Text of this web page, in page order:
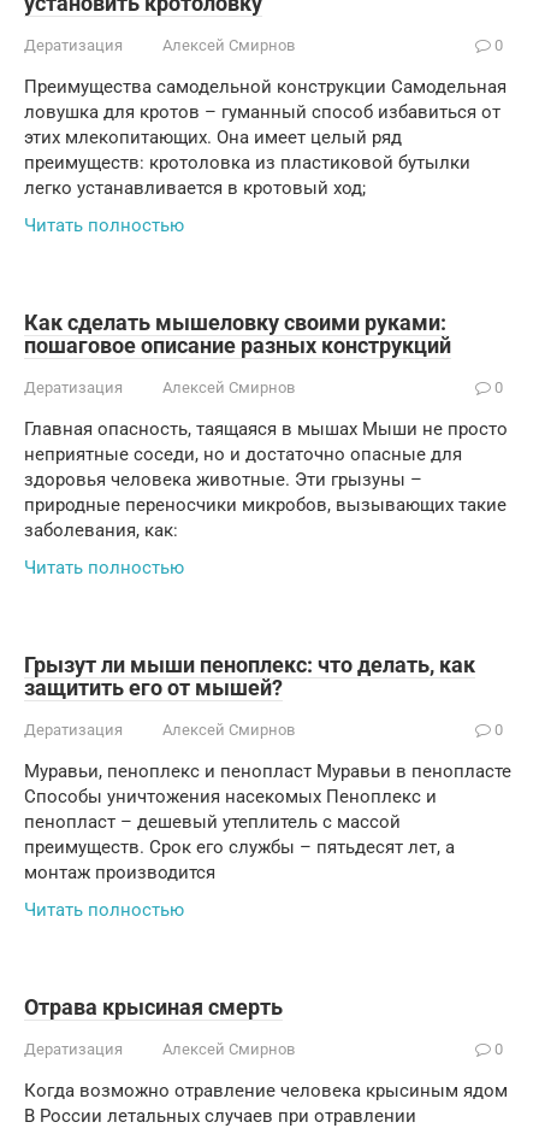
Дератизация Алексей Смирнов 0
Преимущества самодельной конструкции Самодельная
ловушка для кротов – гуманный способ избавиться от
этих млекопитающих. Она имеет целый ряд
преимуществ: кротоловка из пластиковой бутылки
легко устанавливается в кротовый ход;
Читать полностью
Как сделать мышеловку своими руками:
пошаговое описание разных конструкций
Дератизация Алексей Смирнов 0
Главная опасность, таящаяся в мышах Мыши не просто
неприятные соседи, но и достаточно опасные для
здоровья человека животные. Эти грызуны –
природные переносчики микробов, вызывающих такие
заболевания, как:
Читать полностью
Грызут ли мыши пеноплекс: что делать, как
защитить его от мышей?
Дератизация Алексей Смирнов 0
Муравьи, пеноплекс и пенопласт Муравьи в пенопласте
Способы уничтожения насекомых Пеноплекс и
пенопласт – дешевый утеплитель с массой
преимуществ. Срок его службы – пятьдесят лет, а
монтаж производится
Читать полностью
Отрава крысиная смерть
Дератизация Алексей Смирнов 0
Когда возможно отравление человека крысиным ядом
В России летальных случаев при отравлении